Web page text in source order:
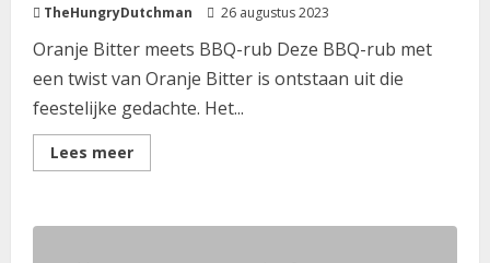
TheHungryDutchman 26 augustus 2023
Oranje Bitter meets BBQ-rub Deze BBQ-rub met
een twist van Oranje Bitter is ontstaan uit die
feestelijke gedachte. Het...
Lees meerLees
meer
Dutch